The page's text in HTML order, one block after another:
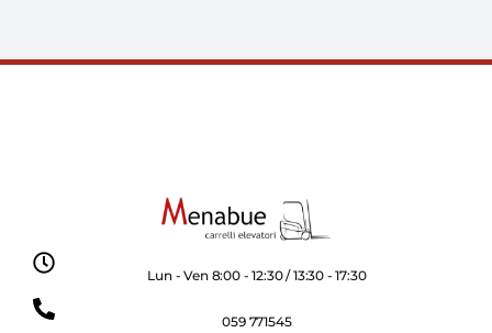
Lun - Ven 8:00 - 12:30 / 13:30 - 17:30
059 771545